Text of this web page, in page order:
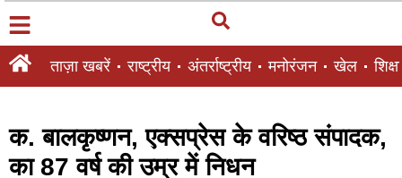
ताज़ा खबरें राष्ट्रीय अंतर्राष्ट्रीय मनोरंजन खेल शिक्षा
क. बालकृष्णन, एक्सप्रेस के वरिष्ठ संपादक,
का 87 वर्ष की उम्र में निधन